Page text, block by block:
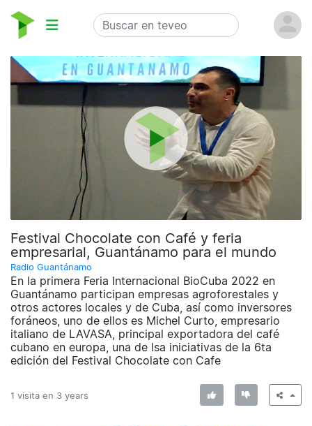
Festival Chocolate con Café y feria
empresarial, Guantánamo para el mundo
Radio Guantánamo
En la primera Feria Internacional BioCuba 2022 en
Guantánamo participan empresas agroforestales y
otros actores locales y de Cuba, así como inversores
foráneos, uno de ellos es Michel Curto, empresario
italiano de LAVASA, principal exportadora del café
cubano en europa, una de lsa iniciativas de la 6ta
edición del Festival Chocolate con Cafe
1 visita en 3 years